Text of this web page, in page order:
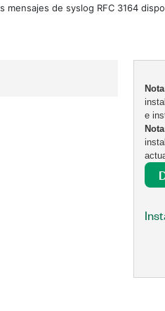
mensajes de syslog RFC 3164
e